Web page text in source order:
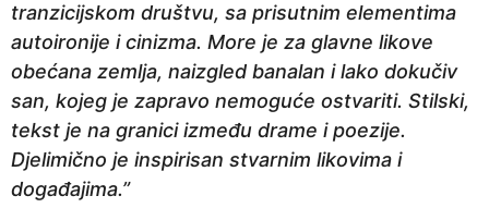
tranzicijskom društvu, sa prisutnim elementima
autoironije i cinizma. More je za glavne likove
obećana zemlja, naizgled banalan i lako dokučiv
san, kojeg je zapravo nemoguće ostvariti. Stilski,
tekst je na granici između drame i poezije.
Djelimično je inspirisan stvarnim likovima i
događajima.”